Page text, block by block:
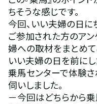
ちそうな感じです。
今回、いい夫婦の日に
ご参加された方のア
婦への取材をまとめて
いい夫婦の日を前にし
乗馬センターで体験
伺いしました。
－今回はどちらから